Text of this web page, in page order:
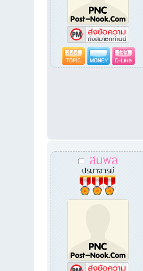
444 139
สมพล
ปรมาจารย์